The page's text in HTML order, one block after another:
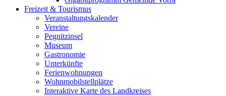
Freizeit & Tourismus
Veranstaltungskalender
Vereine
Pegnitzinsel
Museum
Gastronomie
Unterkünfte
Ferienwohnungen
Wohnmobilstellplätze
Interaktive Karte des Landkreises